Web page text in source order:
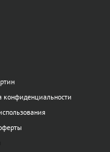
конфиденциальности